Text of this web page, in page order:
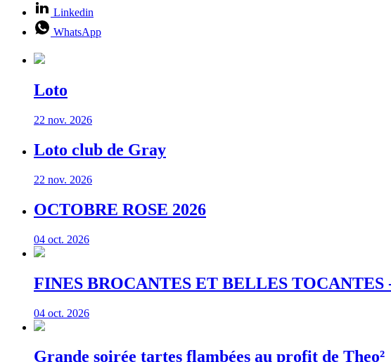
Linkedin
WhatsApp
Loto
22 nov. 2026
Loto club de Gray
22 nov. 2026
OCTOBRE ROSE 2026
04 oct. 2026
FINES BROCANTES ET BELLES TOCANTES
04 oct. 2026
Grande soirée tartes flambées au profit de Theo²